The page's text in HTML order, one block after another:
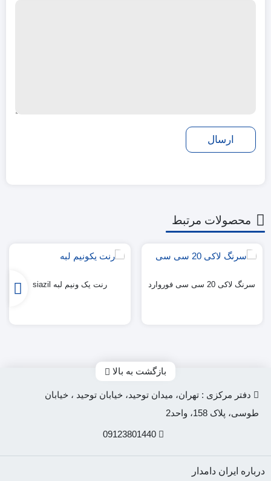
محصولات مرتبط
سرنگ لاکی 20 سی سی فوروارد رنت یک ونیم لبه siazil
بازگشت به بالا
دفتر مرکزی : تهران، میدان توحید، خیابان توحید ، خیابان
طوسی، پلاک 158، واحد2
09123801440
درباره ایران دامدار